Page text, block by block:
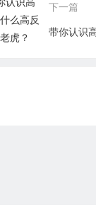
下一篇
带你认识